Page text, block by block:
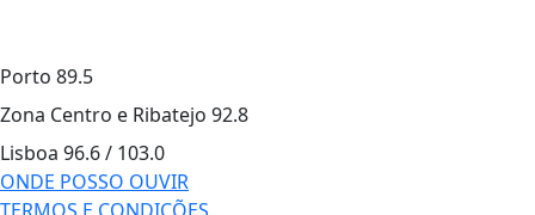
Porto 89.5
Zona Centro e Ribatejo 92.8
Lisboa 96.6 / 103.0
ONDE POSSO OUVIR